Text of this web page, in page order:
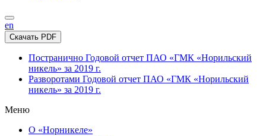
en
Скачать PDF
Постранично Годовой отчет ПАО «ГМК «Норильский
никель» за 2019 г.
Разворотами Годовой отчет ПАО «ГМК «Норильский
никель» за 2019 г.
Меню
О «Норникеле»